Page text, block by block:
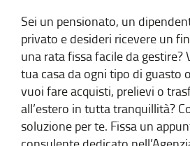
Sei un pensionato, un
privato e desideri ricevere un
una rata fissa facile da gestire?
tua casa da ogni tipo di guasto
vuoi fare acquisti, prelievi o
all’estero in tutta tranquillità?
soluzione per te. Fissa un